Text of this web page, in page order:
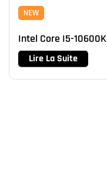
NEW
Intel Core I5-10600K
Lire La Suite